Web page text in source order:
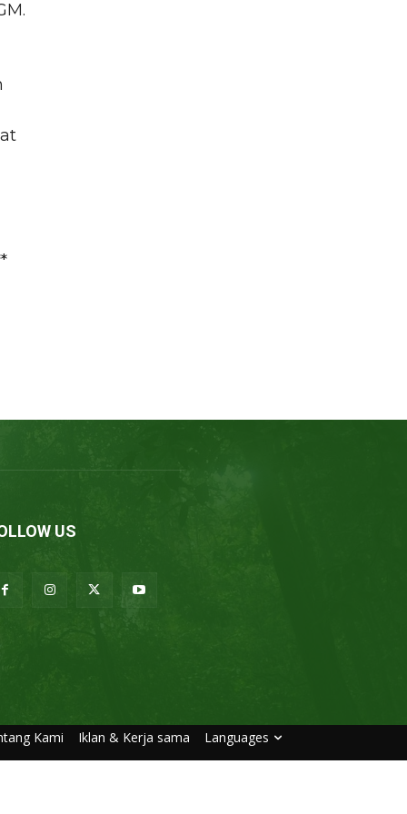
US
Kami Iklan & Kerja sama Languages